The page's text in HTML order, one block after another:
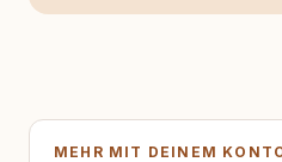
MEHR MIT DEINEM